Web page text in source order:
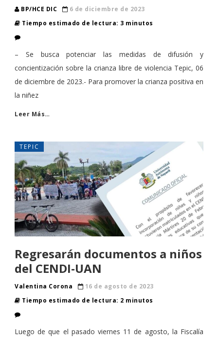
BP/HCE DIC
6 de diciembre de 2023
Tiempo estimado de lectura: 3 minutos
– Se busca potenciar las medidas de difusión y
concientización sobre la crianza libre de violencia Tepic, 06
de diciembre de 2023.- Para promover la crianza positiva en
la niñez
Leer Más…
TEPIC
Regresarán documentos a niños
del CENDI-UAN
Valentina Corona
16 de agosto de 2023
Tiempo estimado de lectura: 2 minutos
Luego de que el pasado viernes 11 de agosto, la Fiscalía